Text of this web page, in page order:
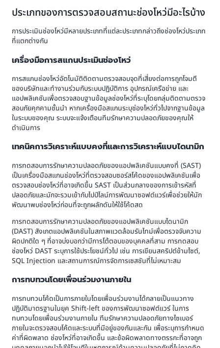
ประเภทของการตรวจสอบสถานะช่องโหว่มีอะไรบ้าง
การประเมินช่องโหว่มีหลายประเภทที่แต่ละประเภทกล่าวถึงช่องโหว่ประเภท
ที่แตกต่างกัน
เครื่องมือการสแกนประเมินช่องโหว่
การสแกนช่องโหว่อัตโนมัติติดตามตรวจสอบจุดที่เสี่ยงต่อการถูกโจมตี
ของบริษัทและทำงานร่วมกับระบบปฏิบัติการ อุปกรณ์เครือข่าย และ
แอปพลิเคชันเพื่อตรวจสอบฐานข้อมูลช่องโหว่ที่ระบุโดยกลุ่มติดตามตรวจ
สอบภัยคุกคามชั้นนำ หากเครื่องมือสแกนระบุช่องโหว่ทั่วไปจากฐานข้อมูล
ในระบบของคุณ ระบบจะแจ้งเตือนทีมรักษาความปลอดภัยของคุณให้
ดำเนินการ
เทคนิคการวิเคราะห์แบบคงที่และการวิเคราะห์แบบไดนามิก
การทดสอบการรักษาความปลอดภัยของแอปพลิเคชันแบบคงที่ (SAST)
เป็นเครื่องมือสแกนช่องโหว่ที่ตรวจสอบซอร์สโค้ดของแอปพลิเคชันเพื่อ
ตรวจสอบช่องโหว่ที่อาจเกิดขึ้น SAST เป็นส่วนกลางของการเข้ารหัสที่
ปลอดภัยและมักจะรวมเข้ากับไปป์ไลน์การพัฒนาซอฟต์แวร์เพื่อช่วยให้นัก
พัฒนาพบช่องโหว่ก่อนที่จะถูกผลักดันให้ใช้โค้ดสด
การทดสอบการรักษาความปลอดภัยของแอปพลิเคชันแบบไดนามิก
(DAST) สังเกตแอปพลิเคชันในสภาพแวดล้อมรันไทม์เพื่อตรวจจับความ
ผิดปกติใด ๆ ที่อาจบ่งบอกว่ามีการโต้ตอบของบุคคลที่สาม การทดสอบ
ช่องโหว่ DAST ระบุการใช้ประโยชน์ทั่วไป เช่น การเขียนสคริปต์ข้ามไซต์,
SQL Injection และสถานการณ์การจัดการเซสชันที่ไม่เหมาะสม
การทบทวนโดยเพื่อนร่วมงานภายใน
การทบทวนโค้ดเป็นการภายในโดยเพื่อนร่วมงานได้กลายเป็นแนวทาง
ปฏิบัติมาตรฐานในยุค Shift-left ของการพัฒนาซอฟต์แวร์ ในการ
ทบทวนโดยเพื่อนร่วมงานภายใน ทีมรักษาความปลอดภัยทางไซเบอร์
ภายในจะตรวจสอบโค้ดและระบบที่มีอยู่ของกันและกัน เพื่อระบุการกำหนด
ค่าที่ผิดพลาด ช่องโหว่ที่อาจเกิดขึ้น และข้อผิดพลาดทางตรรกะที่อาจถูก